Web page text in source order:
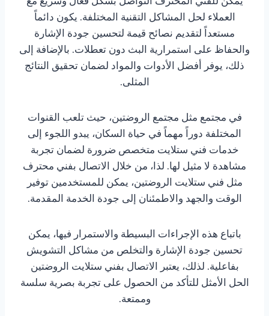
العملاء لحل المشاكل التقنية المختلفة. يكون دائماً
مستعداً لتقديم نصائح قيمة لتحسين جودة الإشارة
والحفاظ على استمرارية البث دون تعطلات. بالإضافة إلى
ذلك، يوفر أفضل الأدوات والمواد لضمان تحقيق النتائج
المثلى.
في مجتمع مثل مجتمع الروضتين، حيث تلعب القنوات
المختلفة دوراً مهماً في حياة السكان، يبدو اللجوء إلى
خدمات فني ستلايت متخصص ضرورة لضمان تجربة
مشاهدة لا مثيل لها. لذا، من خلال الاتصال بفني محترف
مثل فني ستلايت الروضتين، يمكن للمستخدمين توفير
الوقت والجهد والاطمئنان إلى جودة الخدمة المقدمة.
باتباع هذه الإجراءات البسيطة والاستمرار فيها، يمكن
تحسين جودة الإشارة والتخلص من مشاكل التشويش
بفاعلية. لذلك، يعتبر الاتصال بفني ستلايت الروضتين
الحل الأمثل للتأكد من الحصول على تجربة بصرية سلسة
وممتعة.